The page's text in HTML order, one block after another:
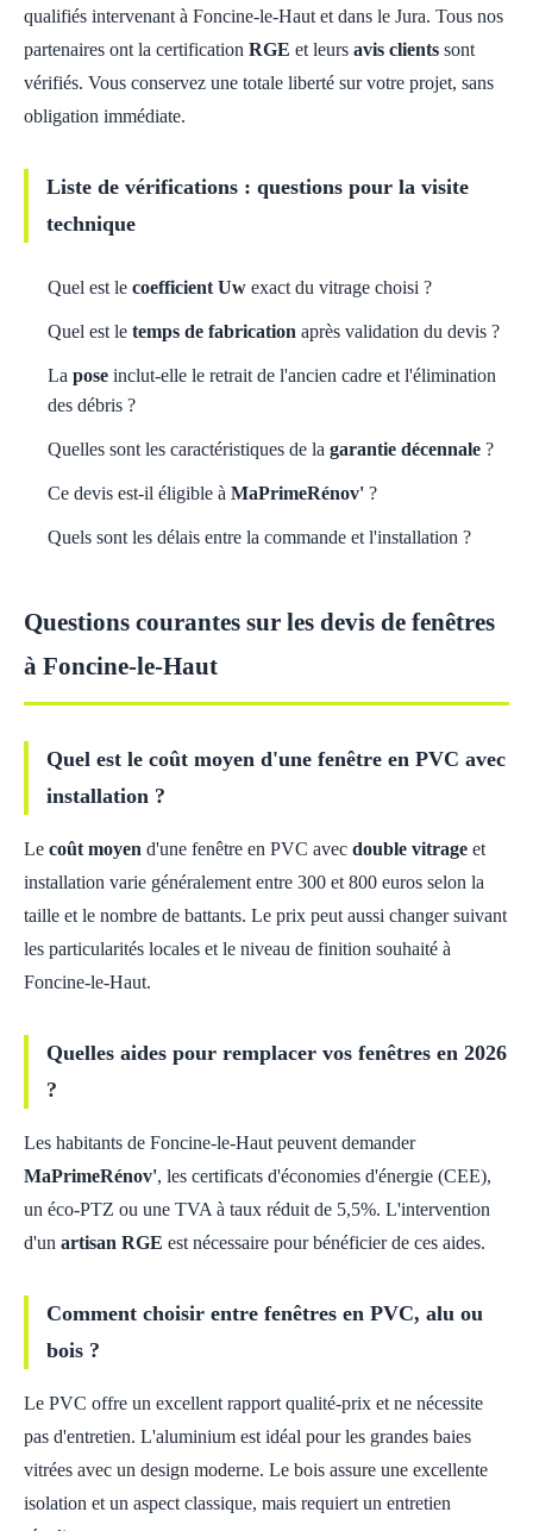
qualifiés intervenant à Foncine-le-Haut et dans le Jura. Tous nos
partenaires ont la certification RGE et leurs avis clients sont
vérifiés. Vous conservez une totale liberté sur votre projet, sans
obligation immédiate.
Liste de vérifications : questions pour la visite
technique
Quel est le coefficient Uw exact du vitrage choisi ?
Quel est le temps de fabrication après validation du devis ?
La pose inclut-elle le retrait de l'ancien cadre et l'élimination
des débris ?
Quelles sont les caractéristiques de la garantie décennale ?
Ce devis est-il éligible à MaPrimeRénov' ?
Quels sont les délais entre la commande et l'installation ?
Questions courantes sur les devis de fenêtres
à Foncine-le-Haut
Quel est le coût moyen d'une fenêtre en PVC avec
installation ?
Le coût moyen d'une fenêtre en PVC avec double vitrage et
installation varie généralement entre 300 et 800 euros selon la
taille et le nombre de battants. Le prix peut aussi changer suivant
les particularités locales et le niveau de finition souhaité à
Foncine-le-Haut.
Quelles aides pour remplacer vos fenêtres en 2026
?
Les habitants de Foncine-le-Haut peuvent demander
MaPrimeRénov', les certificats d'économies d'énergie (CEE),
un éco-PTZ ou une TVA à taux réduit de 5,5%. L'intervention
d'un artisan RGE est nécessaire pour bénéficier de ces aides.
Comment choisir entre fenêtres en PVC, alu ou
bois ?
Le PVC offre un excellent rapport qualité-prix et ne nécessite
pas d'entretien. L'aluminium est idéal pour les grandes baies
vitrées avec un design moderne. Le bois assure une excellente
isolation et un aspect classique, mais requiert un entretien